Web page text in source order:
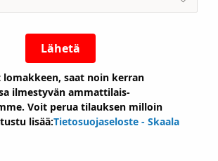
Lähetä
lomakkeen, saat noin kerran
ilmestyvän ammattilais-
Voit perua tilauksen milloin
lisää:Tietosuojaseloste - Skaala